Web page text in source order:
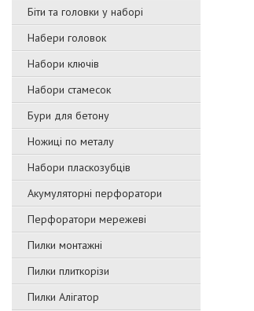
Біти та головки у наборі
Набери головок
Набори ключів
Набори стамесок
Бури для бетону
Ножиці по металу
Набори пласкозубців
Акумуляторні перфоратори
Перфоратори мережеві
Пилки монтажні
Пилки плиткорізи
Пилки Алігатор